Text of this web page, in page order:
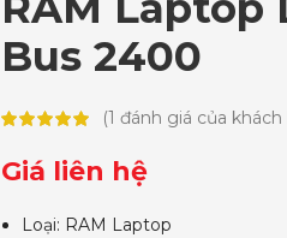
Bus 2400
(1 đánh giá của khách
Giá liên hệ
Loại: RAM Laptop